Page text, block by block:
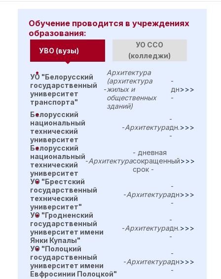
Обучение проводится в учреждениях
образования:
УВО (вузы)
УО ССО
(колледжи)
УО "Белорусский
государственный
университет
транспорта"
-
Архитектура
(архитектура
жилых и
общественных
зданий)
-
дн
-
>>>
Белорусский
национальный
технический
университет
-Архитектура
-
дн.
-
>>>
Белорусский
национальный
технический
университет
-Архитектура
- дневная
сокращенный
срок -
>>>
УО "Брестский
государственный
технический
университет"
-Архитектура
-
дн
-
>>>
УО "Гродненский
государственный
университет имени
Янки Купалы"
-Архитектура
-
дн.
-
>>>
УО "Полоцкий
государственный
университет имени
Евфросинии Полоцкой"
-Архитектура
-
дн
-
>>>